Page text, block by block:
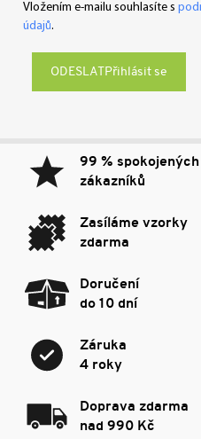
Vložením e-mailu souhlasíte s
údajů.
Přihlásit se
99 % spokojených
zákazníků
Zasíláme vzorky
zdarma
Doručení
do 10 dní
Záruka
4 roky
Doprava zdarma
nad 990 Kč